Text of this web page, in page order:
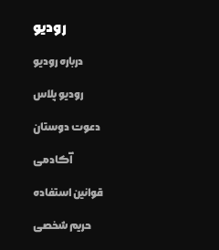
رودیو
درباره رودیو
رودیو پلاس
دعوت دوستان
آکادمی
قوانین استفاده
حریم شخصی